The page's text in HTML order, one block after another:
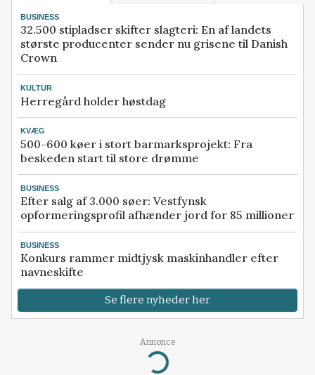
BUSINESS
32.500 stipladser skifter slagteri: En af landets
største producenter sender nu grisene til Danish
Crown
KULTUR
Herregård holder høstdag
KVÆG
500-600 køer i stort barmarksprojekt: Fra
beskeden start til store drømme
BUSINESS
Efter salg af 3.000 søer: Vestfynsk
opformeringsprofil afhænder jord for 85 millioner
BUSINESS
Konkurs rammer midtjysk maskinhandler efter
navneskifte
Se flere nyheder her
Annonce
Loading...